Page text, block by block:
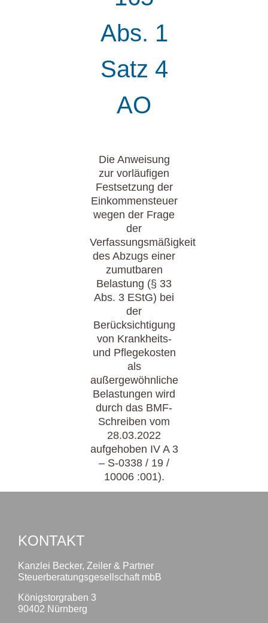
Abs. 1
Satz 4
AO
Die Anweisung
zur vorläufigen
Festsetzung der
Einkommensteuer
wegen der Frage
der
Verfassungsmäßigkeit
des Abzugs einer
zumutbaren
Belastung (§ 33
Abs. 3 EStG) bei
der
Berücksichtigung
von Krankheits-
und Pflegekosten
als
außergewöhnliche
Belastungen wird
durch das BMF-
Schreiben vom
28.03.2022
aufgehoben IV A 3
– S-0338 / 19 /
10006 :001).
KONTAKT
Kanzlei Becker, Zeiler & Partner
Steuerberatungsgesellschaft mbB
Königstorgraben 3
90402 Nürnberg